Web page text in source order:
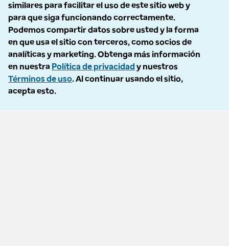
© 2026 Optum, Inc. Todos los derechos reservados. Fotografías de
archivo utilizadas.
Política de privacidad
Condiciones de uso
Exclusión voluntaria
Política de No Llamar
similares para facilitar el uso de este sitio web y
para que siga funcionando correctamente.
Podemos compartir datos sobre usted y la forma
en que usa el sitio con terceros, como socios de
analíticas y marketing. Obtenga más información
en nuestra Política de privacidad y nuestros
Términos de uso. Al continuar usando el sitio,
acepta esto.